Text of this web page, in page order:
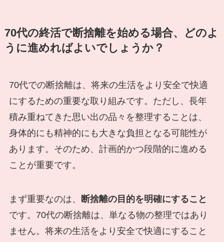
70代の終活で断捨離を始める場合、どのよ
うに進めればよいでしょうか？
70代での断捨離は、将来の生活をより安全で快適
にするための重要な取り組みです。ただし、長年
積み重ねてきた思い出の品々を整理することは、
身体的にも精神的にも大きな負担となる可能性が
あります。そのため、計画的かつ段階的に進める
ことが重要です。
まず重要なのは、
断捨離の目的を明確にすること
です。70代の断捨離は、単なる物の整理ではあり
ません。将来の生活をより安全で快適にすること